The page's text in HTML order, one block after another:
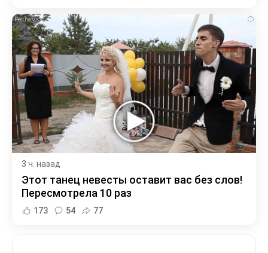
i
3 ч. назад
Этот танец невесты оставит вас без слов!
Пересмотрела 10 раз
173 54 77